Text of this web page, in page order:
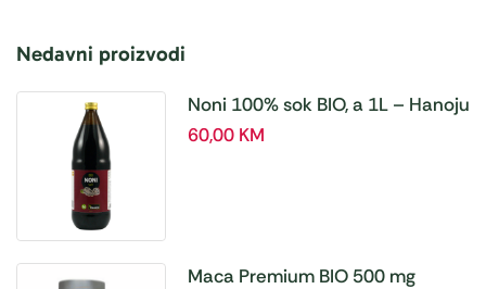
Nedavni proizvodi
Noni 100% sok BIO, a 1L – Hanoju
60,00 KM
Maca Premium BIO 500 mg